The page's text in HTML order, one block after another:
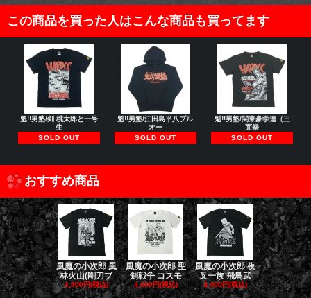
この商品を買った人はこんな商品も買ってます
魁!!男塾/剣 桃太郎と一号
生
SOLD OUT
魁!!男塾/江田島平八プル
オー
SOLD OUT
魁!!男塾/関東豪学連（三
面拳
SOLD OUT
おすすめ商品
風魔の小次郎 風
林火山(剛刀ブ
4,400円(税込)
風魔の小次郎 聖
剣戦争 コスモ
4,400円(税込)
風魔の小次郎 夜
叉一族 飛鳥武
4,400円(税込)
風魔の小次
魔一族 竜
4,400円(税